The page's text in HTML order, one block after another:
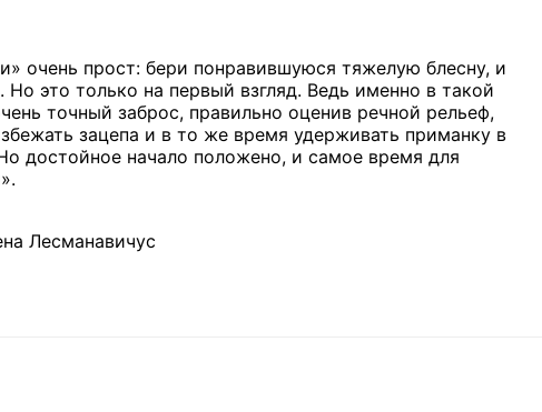
очень прост: бери понравившуюся тяжелую блесну, и
это только на первый взгляд. Ведь именно в такой
точный заброс, правильно оценив речной рельеф,
зацепа и в то же время удерживать приманку в
достойное начало положено, и самое время для
Лесманавичус